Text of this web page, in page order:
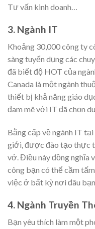
Tư vấn kinh doanh…
3. Ngành IT
Khoảng 30,000 công ty
sàng tuyển dụng các
đã biết độ HOT của
Canada là một ngành
thiết bị khả năng giáo
đam mê với IT đã chọn
Bằng cấp về ngành IT
giới, được đào tạo thực
vở. Điều này đồng nghĩa
công bạn có thể cầm
việc ở bất kỳ nơi đâu
4. Ngành Truyền
Bạn yêu thích làm một